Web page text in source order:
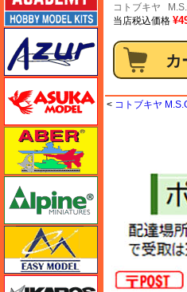
コトブキヤ
当店税込価格
< コトブキヤ
イージーモデル
イカロス出版